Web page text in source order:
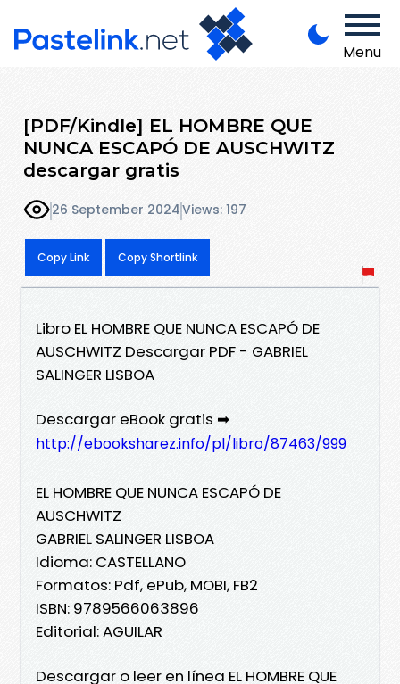
Menu
[PDF/Kindle] EL HOMBRE QUE
NUNCA ESCAPÓ DE AUSCHWITZ
descargar gratis
26 September 2024Views: 197
Copy Link Copy Shortlink
Libro EL HOMBRE QUE NUNCA ESCAPÓ DE
AUSCHWITZ Descargar PDF - GABRIEL
SALINGER LISBOA
Descargar eBook gratis ➡
http://ebooksharez.info/pl/libro/87463/999
EL HOMBRE QUE NUNCA ESCAPÓ DE
AUSCHWITZ
GABRIEL SALINGER LISBOA
Idioma: CASTELLANO
Formatos: Pdf, ePub, MOBI, FB2
ISBN: 9789566063896
Editorial: AGUILAR
Descargar o leer en línea EL HOMBRE QUE